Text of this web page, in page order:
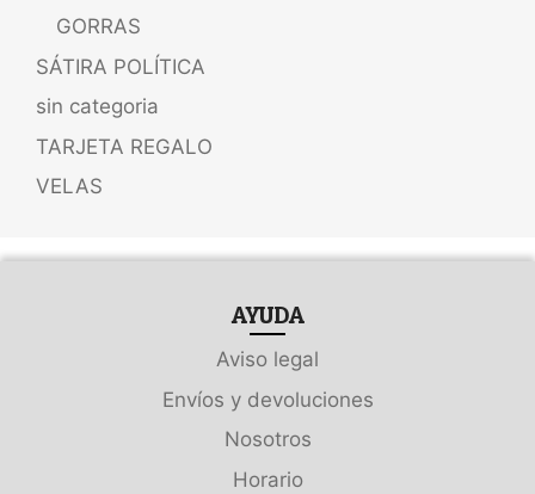
GORRAS
SÁTIRA POLÍTICA
sin categoria
TARJETA REGALO
VELAS
AYUDA
Aviso legal
Envíos y devoluciones
Nosotros
Horario